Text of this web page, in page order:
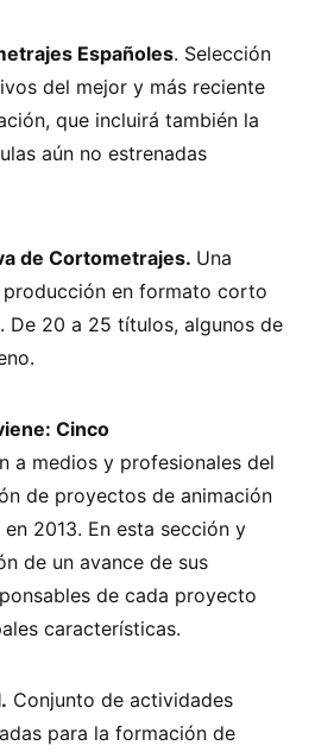
Españoles. Selección
del mejor y más reciente
que incluirá también la
aún no estrenadas
de Cortometrajes. Una
en formato corto
De 20 a 25 títulos, algunos de
Cinco
a medios y profesionales del
de proyectos de animación
2013. En esta sección y
de un avance de sus
de cada proyecto
características.
Conjunto de actividades
para la formación de